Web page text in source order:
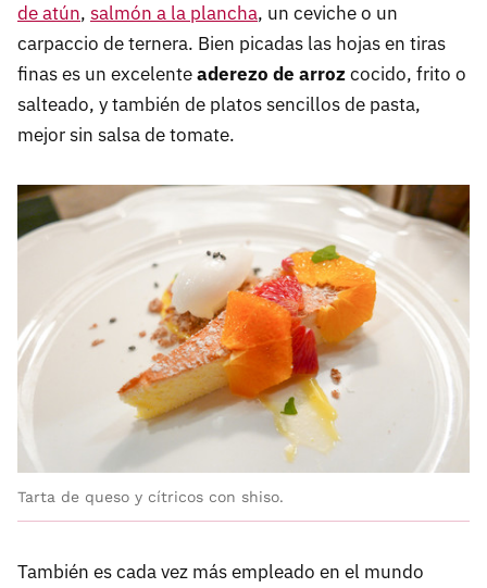
de atún, salmón a la plancha, un ceviche o un
carpaccio de ternera. Bien picadas las hojas en tiras
finas es un excelenteaderezo de arrozcocido, frito o
salteado, y también de platos sencillos de pasta,
mejor sin salsa de tomate.
Tarta de queso y cítricos con shiso.
También es cada vez más empleado en el mundo